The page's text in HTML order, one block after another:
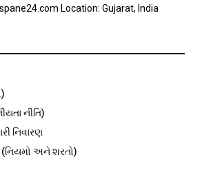
Location: Gujarat, India
નીતિ)
નિવારણ
અને શરતો)